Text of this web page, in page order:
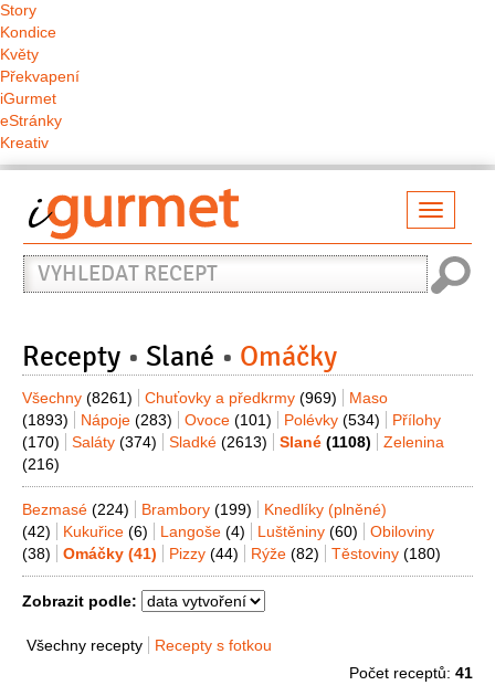
Story
Kondice
Květy
Překvapení
iGurmet
eStránky
Kreativ
Vyhledat
recept
Recepty Slané Omáčky
Všechny (8261) Chuťovky a předkrmy (969)
Maso
(1893)
Nápoje (283) Ovoce (101) Polévky (534)
Přílohy
(170)
Saláty (374) Sladké (2613) Slané (1108)
Zelenina
(216)
Bezmasé (224) Brambory (199)
Knedlíky (plněné)
(42)
Kukuřice (6) Langoše (4) Luštěniny (60)
Obiloviny
(38)
Omáčky (41) Pizzy (44) Rýže (82) Těstoviny (180)
Zobrazit podle:
Všechny recepty
Recepty s fotkou
Počet receptů: 41